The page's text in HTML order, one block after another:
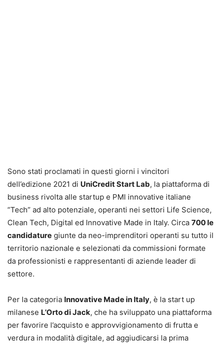
Sono stati proclamati in questi giorni i vincitori
dell’edizione 2021 di UniCredit Start Lab, la piattaforma di
business rivolta alle startup e PMI innovative italiane
“Tech” ad alto potenziale, operanti nei settori Life Science,
Clean Tech, Digital ed Innovative Made in Italy. Circa 700 le
candidature giunte da neo-imprenditori operanti su tutto il
territorio nazionale e selezionati da commissioni formate
da professionisti e rappresentanti di aziende leader di
settore.
Per la categoria Innovative Made in Italy, è la start up
milanese L’Orto di Jack, che ha sviluppato una piattaforma
per favorire l’acquisto e approvvigionamento di frutta e
verdura in modalità digitale, ad aggiudicarsi la prima